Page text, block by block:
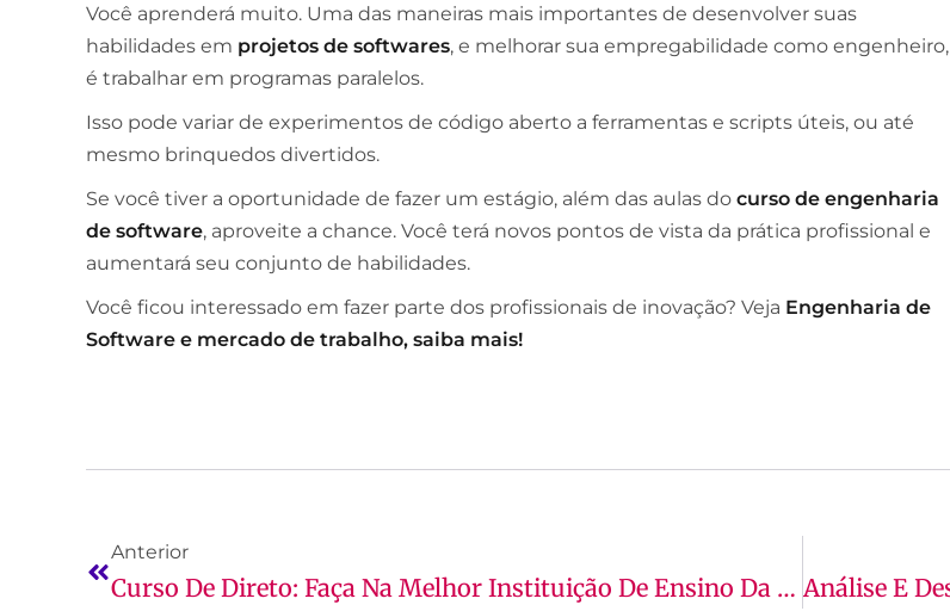
Você aprenderá muito. Uma das maneiras mais importantes de desenvolver suas
habilidades em projetos de softwares, e melhorar sua empregabilidade como engenheiro,
é trabalhar em programas paralelos.
Isso pode variar de experimentos de código aberto a ferramentas e scripts úteis, ou até
mesmo brinquedos divertidos.
Se você tiver a oportunidade de fazer um estágio, além das aulas do curso de engenharia
de software, aproveite a chance. Você terá novos pontos de vista da prática profissional e
aumentará seu conjunto de habilidades.
Você ficou interessado em fazer parte dos profissionais de inovação? Veja Engenharia de
Software e mercado de trabalho, saiba mais!
Anterior
Curso De Direto: Faça Na Melhor Instituição De Ensino Da Região!